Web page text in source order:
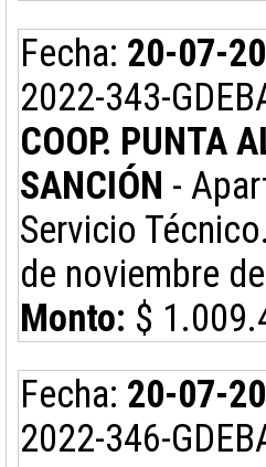
Fecha: 20-07-
2022-343-
COOP. PUNTA
SANCIÓN -
Servicio
de noviembre
Monto: $
Fecha: 20-07-
2022-346-